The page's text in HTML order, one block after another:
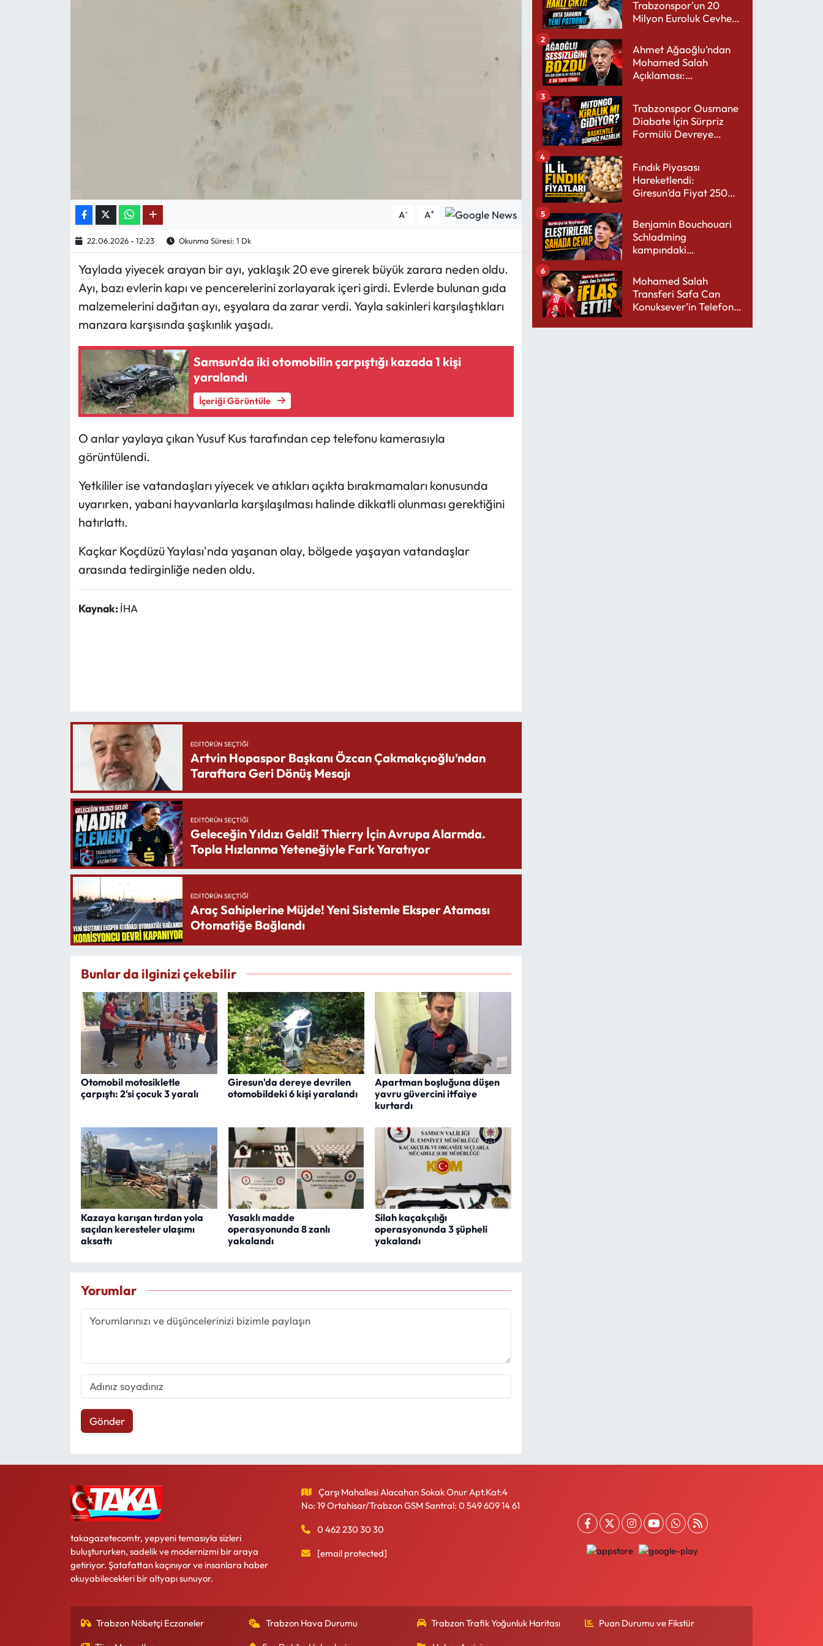
A- A+
22.06.2026 - 12:23 Okunma Süresi: 1 Dk
Yaylada yiyecek arayan bir ayı, yaklaşık 20 eve girerek büyük zarara neden oldu.
Ayı, bazı evlerin kapı ve pencerelerini zorlayarak içeri girdi. Evlerde bulunan gıda
malzemelerini dağıtan ayı, eşyalara da zarar verdi. Yayla sakinleri karşılaştıkları
manzara karşısında şaşkınlık yaşadı.
Samsun'da iki otomobilin çarpıştığı kazada 1 kişi
yaralandı
İçeriği Görüntüle
O anlar yaylaya çıkan Yusuf Kus tarafından cep telefonu kamerasıyla
görüntülendi.
Yetkililer ise vatandaşları yiyecek ve atıkları açıkta bırakmamaları konusunda
uyarırken, yabani hayvanlarla karşılaşılması halinde dikkatli olunması gerektiğini
hatırlattı.
Kaçkar Koçdüzü Yaylası'nda yaşanan olay, bölgede yaşayan vatandaşlar
arasında tedirginliğe neden oldu.
Kaynak: İHA
EDITÖRÜN SEÇTIĞI
Artvin Hopaspor Başkanı Özcan Çakmakçıoğlu’ndan
Taraftara Geri Dönüş Mesajı
EDITÖRÜN SEÇTIĞI
Geleceğin Yıldızı Geldi! Thierry İçin Avrupa Alarmda.
Topla Hızlanma Yeteneğiyle Fark Yaratıyor
EDITÖRÜN SEÇTIĞI
Araç Sahiplerine Müjde! Yeni Sistemle Eksper Ataması
Otomatiğe Bağlandı
Bunlar da ilginizi çekebilir
Otomobil motosikletle
çarpıştı: 2'si çocuk 3 yaralı
Giresun'da dereye devrilen
otomobildeki 6 kişi yaralandı
Apartman boşluğuna düşen
yavru güvercini itfaiye
kurtardı
Kazaya karışan tırdan yola
saçılan keresteler ulaşımı
aksattı
Yasaklı madde
operasyonunda 8 zanlı
yakalandı
Silah kaçakçılığı
operasyonunda 3 şüpheli
yakalandı
Yorumlar
Gönder
Trabzonspor'un 20
Milyon Euroluk Cevheri
Ahmet Ağaoğlu’ndan
Mohamed Salah
Açıklaması:
2
Trabzonspor Ousmane
Diabate İçin Sürpriz
Formülü Devreye
3
Fındık Piyasası
Hareketlendi:
Giresun’da Fiyat 250
4
Benjamin Bouchouari
Schladming
kampındaki
5
Mohamed Salah
Transferi Safa Can
Konuksever’in Telefon
6
takagazetecomtr, yepyeni temasıyla sizleri
buluştururken, sadelik ve modernizmi bir araya
getiriyor. Şatafattan kaçınıyor ve insanlara haber
okuyabilecekleri bir altyapı sunuyor.
Çarşı Mahallesi Alacahan Sokak Onur Apt.Kat:4
No: 19 Ortahisar/Trabzon GSM Santral: 0 549 609 14 61
0 462 230 30 30
[email protected]
Trabzon Nöbetçi Eczaneler Trabzon Hava Durumu Trabzon Trafik Yoğunluk Haritası Puan Durumu ve Fikstür
ASTROLOJİ
Spor Yazıları
Mektup Galeri